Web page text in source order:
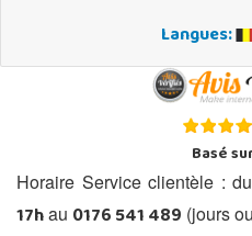
Langues:
Basé
Horaire Service clientèle : du
17hau 0176 541 489 (jours